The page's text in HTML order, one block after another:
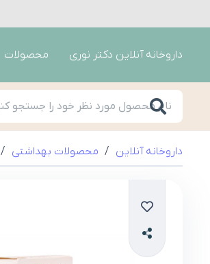
داروخانه آنلاین دکتر نوری محصولات
داروخانه آنلاین / محصولات بهداشتی /